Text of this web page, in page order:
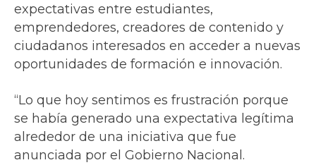
expectativas entre estudiantes,
emprendedores, creadores de contenido y
ciudadanos interesados en acceder a nuevas
oportunidades de formación e innovación.
“Lo que hoy sentimos es frustración porque
se había generado una expectativa legítima
alrededor de una iniciativa que fue
anunciada por el Gobierno Nacional.